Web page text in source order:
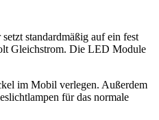
standardmäßig auf ein fest
Gleichstrom. Die LED Module
im Mobil verlegen. Außerdem
für das normale